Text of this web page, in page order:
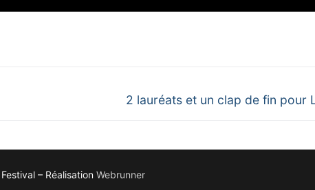
2 lauréats et un clap de fin pour
– Réalisation Webrunner